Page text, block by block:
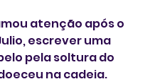
atenção após o
escrever uma
pela soltura do
na cadeia.